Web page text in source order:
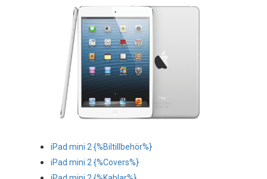
iPad mini 2 {%Biltillbehör%}
iPad mini 2 {%Covers%}